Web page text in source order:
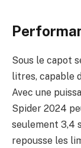
Sous le capot
litres, capable
Avec une
Spider 2024
seulement 3,4
repousse les